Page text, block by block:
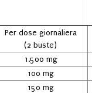
Per dose giornaliera
(2 buste)
1.500 mg
100 mg
150 mg